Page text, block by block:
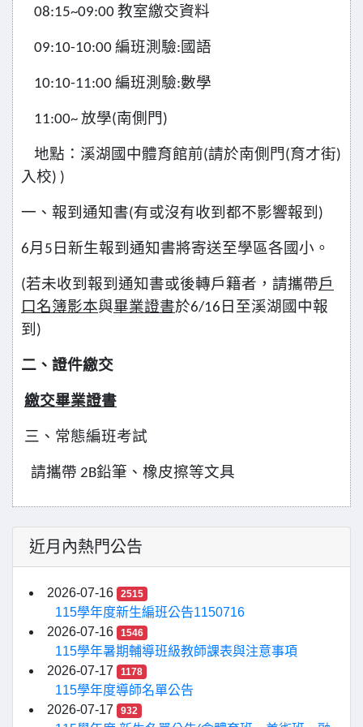
08:15~09:00 教室繳交資料
09:10-10:00 編班測驗:國語
10:10-11:00 編班測驗:數學
11:00~ 放學(南側門)
地點：溪湖國中體育館前(請於南側門(育才街)
入校) )
一、報到通知書(有或沒有收到都不影響報到)
6月5日新生報到通知書將寄送至學區各國小。
(若未收到報到通知書或後轉戶籍者，請攜帶戶
口名簿影本與畢業證書於6/16日至溪湖國中報
到)
二、證件繳交
繳交畢業證書
三、常態編班考試
請攜帶 2B鉛筆、橡皮擦等文具
近月內熱門公告
2026-07-16 2515
115學年度新生編班公告1150716
2026-07-16
1546
115學年暑期輔導班級教師課表與注意事項
2026-07-17
1178
115學年度導師名單公告
2026-07-17
932